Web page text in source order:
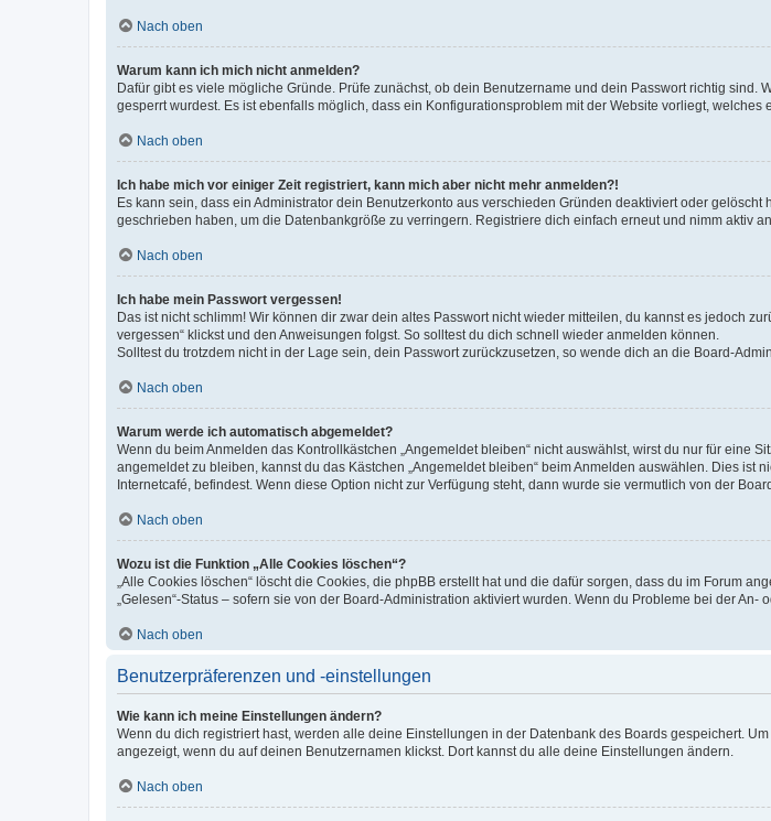
Nach oben
Warum kann ich mich nicht anmelden?
Dafür gibt es viele mögliche Gründe. Prüfe zunächst, ob dein Benutzername und dein Passwort richtig
gesperrt wurdest. Es ist ebenfalls möglich, dass ein Konfigurationsproblem mit der Website vorliegt, welches
Nach oben
Ich habe mich vor einiger Zeit registriert, kann mich aber nicht mehr anmelden?!
Es kann sein, dass ein Administrator dein Benutzerkonto aus verschieden Gründen deaktiviert oder
geschrieben haben, um die Datenbankgröße zu verringern. Registriere dich einfach erneut und nimm aktiv
Nach oben
Ich habe mein Passwort vergessen!
Das ist nicht schlimm! Wir können dir zwar dein altes Passwort nicht wieder mitteilen, du kannst es jedoch
vergessen“ klickst und den Anweisungen folgst. So solltest du dich schnell wieder anmelden können.
Solltest du trotzdem nicht in der Lage sein, dein Passwort zurückzusetzen, so wende dich an die Board-
Nach oben
Warum werde ich automatisch abgemeldet?
Wenn du beim Anmelden das Kontrollkästchen „Angemeldet bleiben“ nicht auswählst, wirst du nur für
angemeldet zu bleiben, kannst du das Kästchen „Angemeldet bleiben“ beim Anmelden auswählen. Dies
Internetcafé, befindest. Wenn diese Option nicht zur Verfügung steht, dann wurde sie vermutlich von der
Nach oben
Wozu ist die Funktion „Alle Cookies löschen“?
„Alle Cookies löschen“ löscht die Cookies, die phpBB erstellt hat und die dafür sorgen, dass du im Forum
„Gelesen“-Status – sofern sie von der Board-Administration aktiviert wurden. Wenn du Probleme bei der
Nach oben
Benutzerpräferenzen und -einstellungen
Wie kann ich meine Einstellungen ändern?
Wenn du dich registriert hast, werden alle deine Einstellungen in der Datenbank des Boards gespeichert.
angezeigt, wenn du auf deinen Benutzernamen klickst. Dort kannst du alle deine Einstellungen ändern.
Nach oben